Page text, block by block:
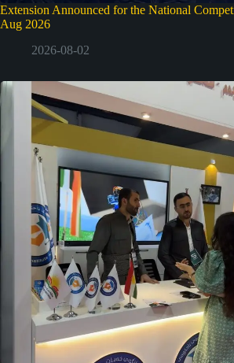
Extension Announced for the National
Aug 2026
2026-08-02